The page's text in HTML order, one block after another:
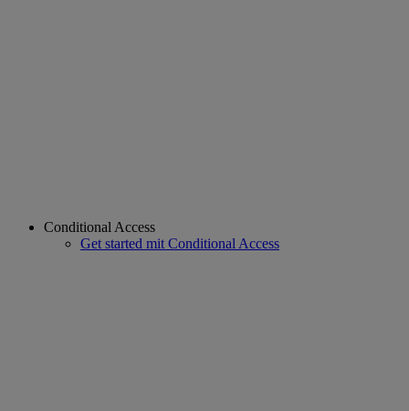
Conditional Access
Get started mit Conditional Access